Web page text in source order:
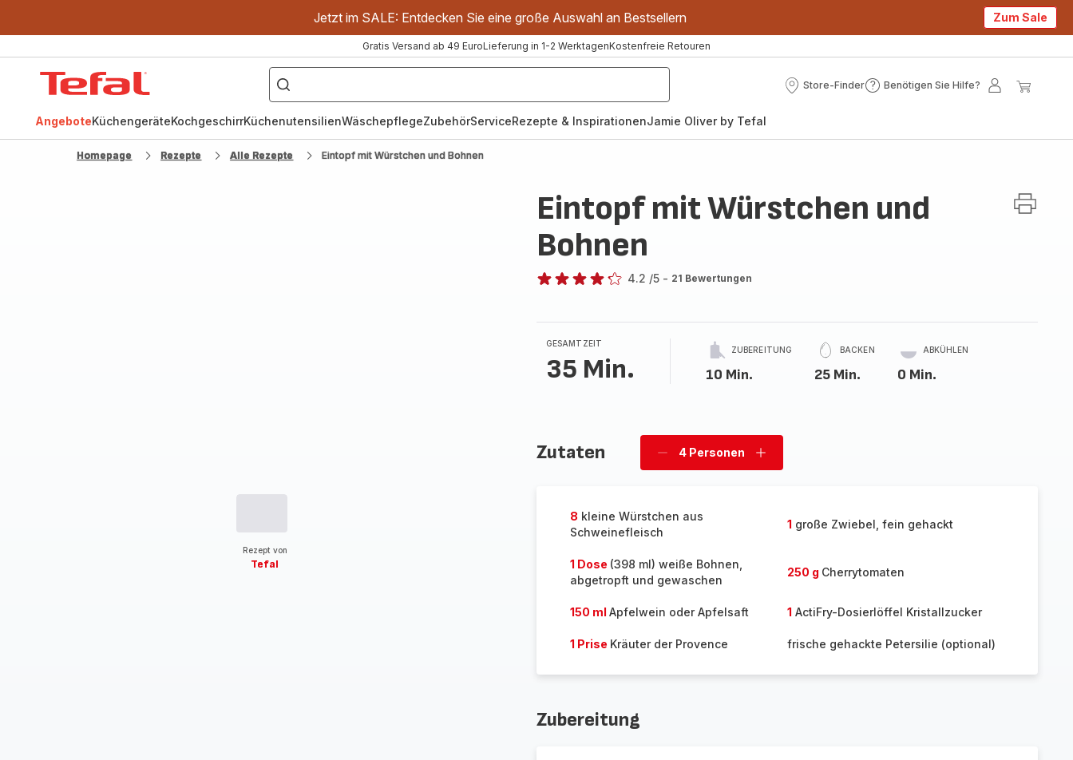
Jetzt im SALE: Entdecken Sie eine große Auswahl an Bestsellern Zum Sale
Gratis Versand ab 49 EuroLieferung in 1-2 WerktagenKostenfreie Retouren
["OptiGrill","Easy
Fry","Pfanne"]
Store-Finder
Store-
Benötigen Sie Hilfe?
Benötigen
Mein
AngeboteKüchengeräteKochgeschirrKüchenutensilienWäschepflegeZubehörServiceRezepte & InspirationenJamie Oliver by Tefal
Homepage Rezepte Alle Rezepte Eintopf mit Würstchen und Bohnen
Rezept von
Tefal
Eintopf mit Würstchen und
Bohnen
4.2 /5 - 21 Bewertungen
GESAMTZEIT
35 Min.
ZUBEREITUNG
10 Min.
BACKEN
25 Min.
ABKÜHLEN
0 Min.
Zutaten
Personen
4 Personen
Personen
8 kleine Würstchen aus
Schweinefleisch
1 große Zwiebel, fein gehackt
1 Dose (398 ml) weiße Bohnen,
abgetropft und gewaschen
250 g Cherrytomaten
150 ml Apfelwein oder Apfelsaft 1 ActiFry-Dosierlöffel Kristallzucker
1 Prise Kräuter der Provence frische gehackte Petersilie (optional)
Zubereitung